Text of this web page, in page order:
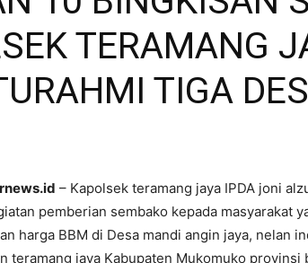
TERAMANG
TIGA
– Kapolsek teramang jaya IPDA joni
pemberian sembako kepada masyarakat
harga BBM di Desa mandi angin jaya, nelan
teramang jaya Kabupaten Mukomuko provinsi